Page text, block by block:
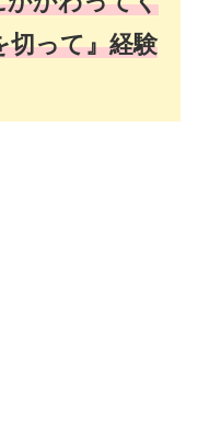
切って』経験